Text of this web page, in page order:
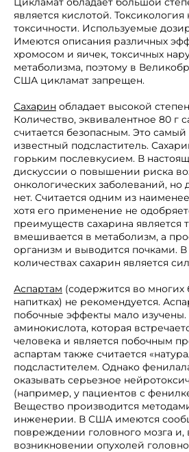
является кислотой.
токсичности. Используемые
Имеются описания различных
хромосом и яичек, токсичных
метаболизма, поэтому в
США цикламат запрещен.
Сахарин обладает высокой
Количество, эквивалентное 80 г
считается безопасным. Это
известный подсластитель.
горьким послевкусием. В
дискуссии о повышении риска
онкологических заболеваний, но
нет. Считается одним из
хотя его применение не
преимуществ сахарина является
вмешивается в метаболизм, а
организм и выводится почками.
количествах сахарин является
Аспартам (содержится во многих
напитках) не рекомендуется.
побочные эффекты мало
аминокислота, которая
человека и является побочным
аспартам также считается
подсластителем. Однако
оказывать серьезное
(например, у пациентов с
Вещество производится
инженерии. В США имеются
повреждении головного мозга и,
возникновении опухолей